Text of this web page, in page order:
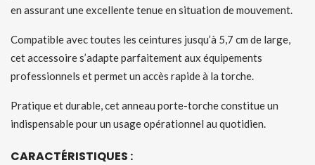
en assurant une excellente tenue en situation de mouvement.
Compatible avec toutes les ceintures jusqu’à 5,7 cm de large,
cet accessoire s’adapte parfaitement aux équipements
professionnels et permet un accès rapide à la torche.
Pratique et durable, cet anneau porte-torche constitue un
indispensable pour un usage opérationnel au quotidien.
CARACTÉRISTIQUES :